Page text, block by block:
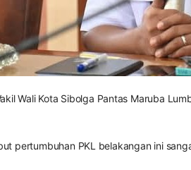
Wali Kota Sibolga Pantas Maruba
pertumbuhan PKL belakangan ini